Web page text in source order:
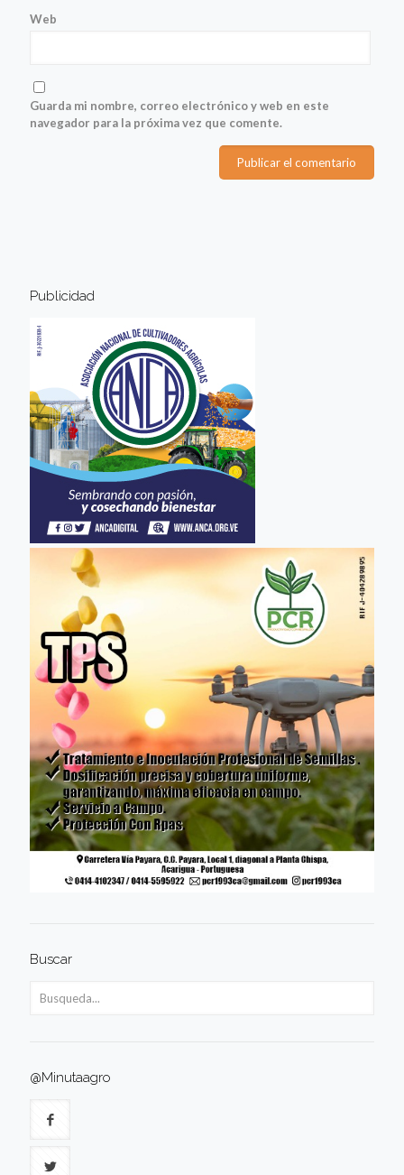
Web
Guarda mi nombre, correo electrónico y web en este
navegador para la próxima vez que comente.
Publicidad
Buscar
@Minutaagro